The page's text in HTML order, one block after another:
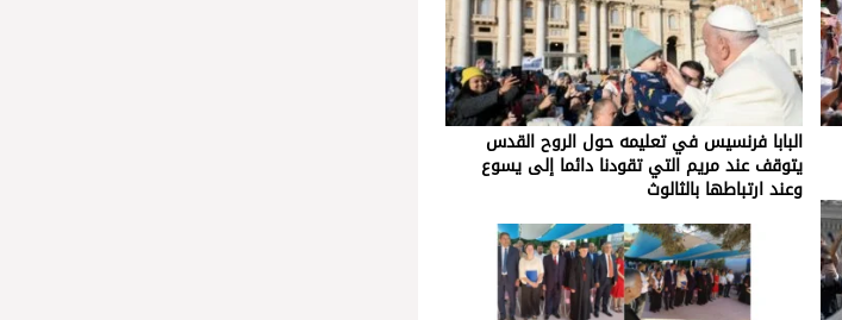
البابا فرنسيس في تعليمه حول الروح القدس
يتوقف عند مريم التي تقودنا دائما إلى يسوع
وعند ارتباطها بالثالوث